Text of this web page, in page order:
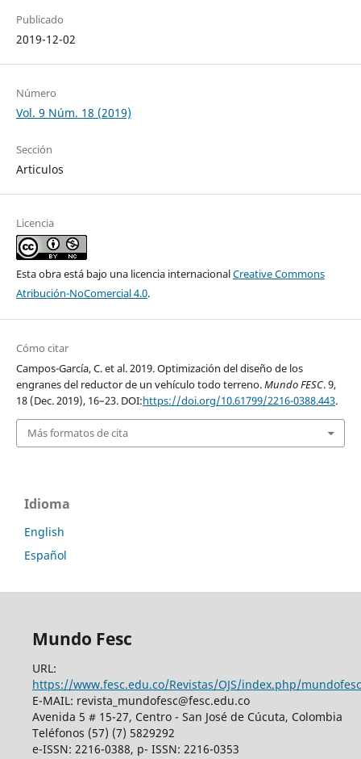
Publicado
2019-12-02
Número
Vol. 9 Núm. 18 (2019)
Sección
Articulos
Licencia
Esta obra está bajo una licencia internacionalCreative Commons
Atribución-NoComercial 4.0.
Cómo citar
Campos-García, C. et al. 2019. Optimización del diseño de los
engranes del reductor de un vehículo todo terreno.Mundo FESC. 9,
18 (Dec. 2019), 16–23. DOI:https://doi.org/10.61799/2216-0388.443.
Más formatos de cita
Idioma
English
Español
Mundo Fesc
URL:
https://www.fesc.edu.co/Revistas/OJS/index.php/mundofesc
E-MAIL: revista_mundofesc@fesc.edu.co
Avenida 5 # 15-27, Centro - San José de Cúcuta, Colombia
Teléfonos (57) (7) 5829292
e-ISSN: 2216-0388, p- ISSN: 2216-0353